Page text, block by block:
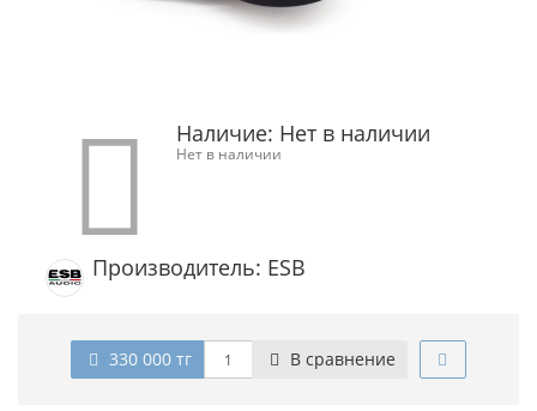
Наличие: Нет в наличии
Нет в наличии
Производитель: ESB
330 000 тг В сравнение